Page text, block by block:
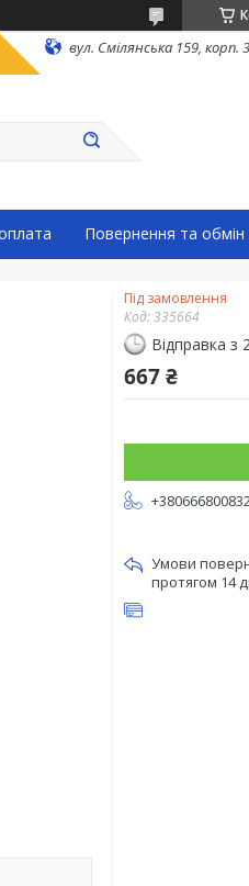
вул. Смілянська 159, корп.
Повернення та обмін
Під замовлення
Код:335664
Відправка з
667 ₴
протягом 14